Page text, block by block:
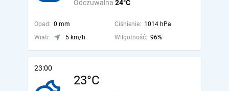
Odczuwalna 24°C
Opad: 0 mm Ciśnienie: 1014 hPa
Wiatr:
5 km/h Wilgotność: 96%
23:00
23°C